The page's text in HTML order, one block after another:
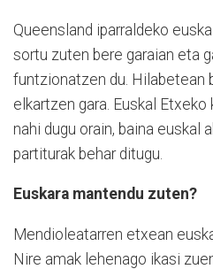
Queensland iparraldeko
sortu zuten bere garaian eta
funtzionatzen du. Hilabetean
elkartzen gara. Euskal
nahi dugu orain, baina euskal
partiturak behar ditugu.
Euskara mantendu zuten?
Mendioleatarren etxean
Nire amak lehenago ikasi